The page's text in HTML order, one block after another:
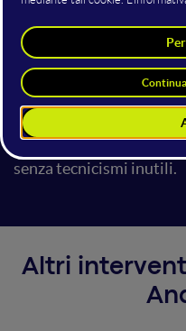
dati, rendendo ogni fase
strategica. In questo
integrare le
potenzialità
insight di valore e
approcci pratici e casi
trasformare dati in
senza tecnicismi inutili.
Altri